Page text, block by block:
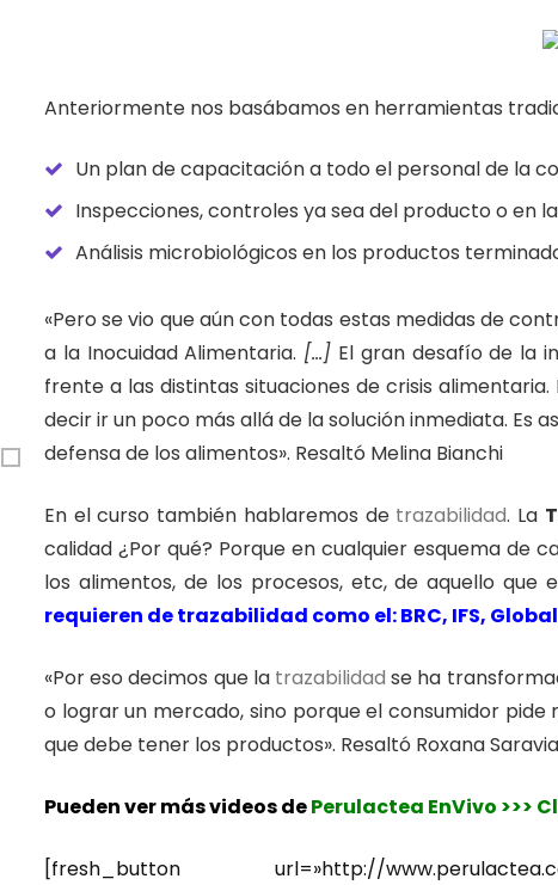
Anteriormente nos basábamos en herramientas
Un plan de capacitación a todo el personal de la
Inspecciones, controles ya sea del producto o en
Análisis microbiológicos en los productos
«Pero se vio que aún con todas estas medidas de
a la InocuidadAlimentaria. […] El gran desafío de la
frente a las distintas situaciones de crisis
decir ir un poco más allá de la solución inmediata. Es
defensa de los alimentos». Resaltó Melina Bianchi
En el curso también hablaremos de trazabilidad. La
calidad ¿Por qué? Porque en cualquier esquema de
los alimentos, de los procesos, etc, de aquello
requieren de trazabilidad como el: BRC, IFS,
«Por eso decimos que la trazabilidadse ha
o lograr un mercado, sino porque el consumidor
que debe tener los productos». Resaltó Roxana Saravia
Puedenver más videos dePerulactea EnVivo >>>
[fresh_button url=»http://www.perulactea.com/